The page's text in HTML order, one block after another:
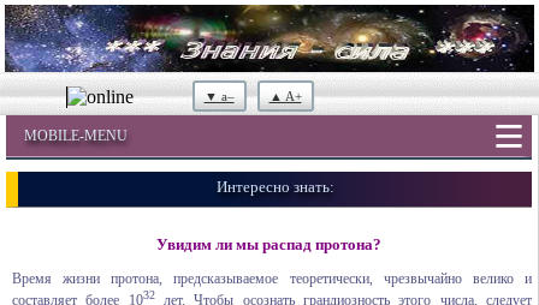
▼ a– ▲ A+
MOBILE-MENU
Интересно знать:
Увидим ли мы распад протона?
Время жизни протона, предсказываемое теоретически, чрезвычайно велико и
составляет более 1032лет. Чтобы осознать грандиозность этого числа, следует